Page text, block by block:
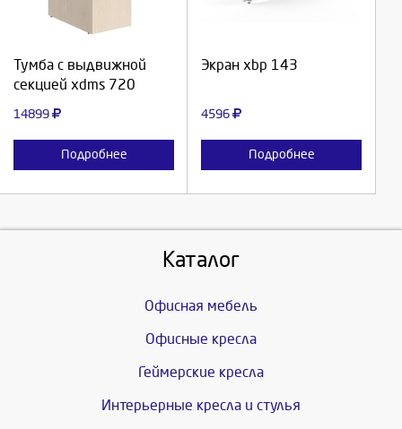
Тумба с выдвижной
секцией xdms 720
14899
Подробнее
Отмена
Экран xbp 143
4596
Подробнее
Каталог
Офисная мебель
Офисные кресла
Геймерские кресла
Интерьерные кресла и стулья